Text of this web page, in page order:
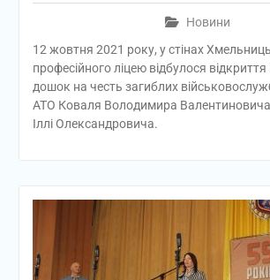
Новини
12 жовтня 2021 року, у стінах
професійного ліцею відбулося
дошок на честь загиблих
АТО Коваля Володимира
Іллі Олександровича.